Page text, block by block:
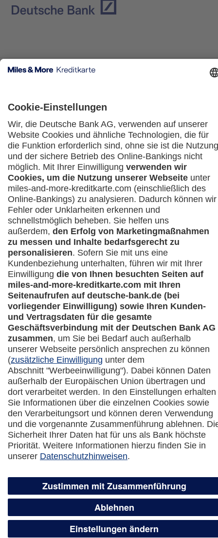
Häufige Fragen
Downloadcenter
Kontakt
Mehr
Kreditkarten-Banking
miles-and-more.com
lufthansa.com
Rechtliches
Impressum
Datenschutz
Cookie Einstellungen
Vertrag widerrufen
Miles & More App